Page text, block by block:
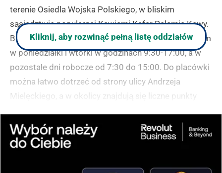
terenie Osiedla Wojska Polskiego, w bliskim
sąsiedztwie popularnej Kawiarni Kafar Palarnia Kawy.
Bank jest czynny od poniedziałku do piątku, przy czym
w poniedziałki i wtorki w godzinach 9:30-17:00, a w
pozostałe dni robocze od 7:30 do 15:00. Do placówki
można łatwo dotrzeć od strony ulicy Andrzeja
Mielęckiego, a w okolicy znajdują się liczne punkty
Gliwice.
(zgłoś, jeśli ten opis wprowadza w błąd)
Kliknij, aby rozwinąć pełną listę oddziałów